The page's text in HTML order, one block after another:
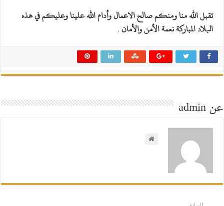
تقبل الله منا ومنكم صالح الاعمال وأدام الله علينا وعليكم في هذه
البلاد المباركة نعمة الأمن والأمان.
عن admin